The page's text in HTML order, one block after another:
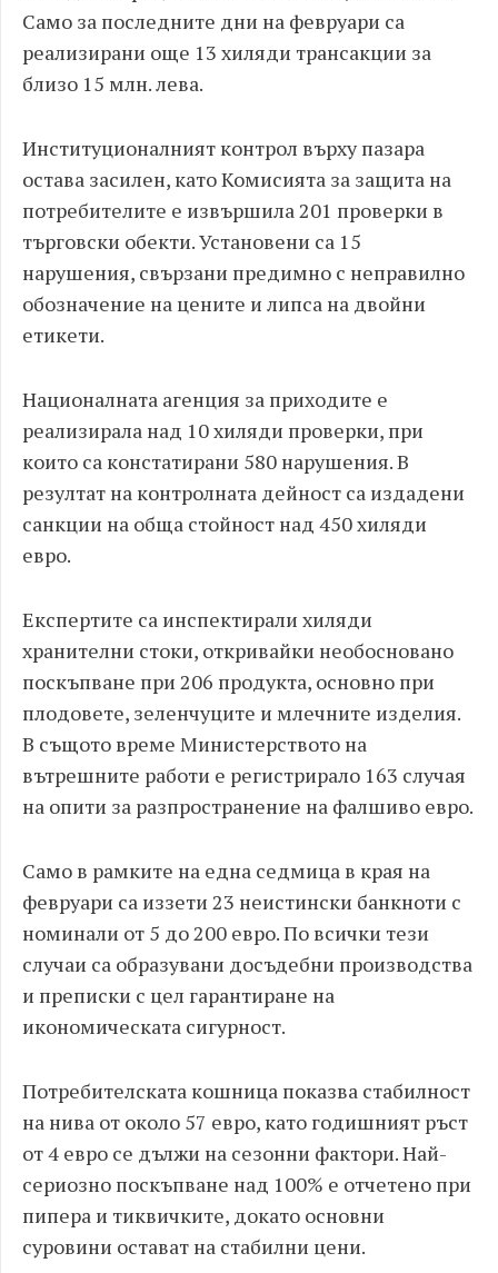
Само за последните дни на февруари са
реализирани още 13 хиляди трансакции за
близо 15 млн. лева.
Институционалният контрол върху пазара
остава засилен, като Комисията за защита на
потребителите е извършила 201 проверки в
търговски обекти. Установени са 15
нарушения, свързани предимно с неправилно
обозначение на цените и липса на двойни
етикети.
Националната агенция за приходите е
реализирала над 10 хиляди проверки, при
които са констатирани 580 нарушения. В
резултат на контролната дейност са издадени
санкции на обща стойност над 450 хиляди
евро.
Експертите са инспектирали хиляди
хранителни стоки, откривайки необосновано
поскъпване при 206 продукта, основно при
плодовете, зеленчуците и млечните изделия.
В същото време Министерството на
вътрешните работи е регистрирало 163 случая
на опити за разпространение на фалшиво евро.
Само в рамките на една седмица в края на
февруари са иззети 23 неистински банкноти с
номинали от 5 до 200 евро. По всички тези
случаи са образувани досъдебни производства
и преписки с цел гарантиране на
икономическата сигурност.
Потребителската кошница показва стабилност
на нива от около 57 евро, като годишният ръст
от 4 евро се дължи на сезонни фактори. Най-
сериозно поскъпване над 100% е отчетено при
пипера и тиквичките, докато основни
суровини остават на стабилни цени.